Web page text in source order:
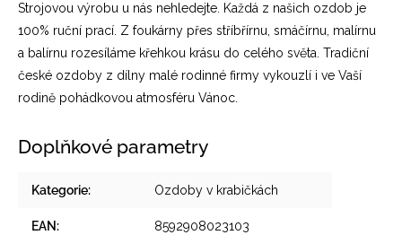
Strojovou výrobu u nás nehledejte. Každá z našich ozdob je
100% ruční prací. Z foukárny přes stříbřírnu, smáčírnu, malírnu
a balírnu rozesíláme křehkou krásu do celého světa. Tradiční
české ozdoby z dílny malé rodinné firmy vykouzlí i ve Vaší
rodině pohádkovou atmosféru Vánoc.
Doplňkové parametry
Kategorie: Ozdoby v krabičkách
EAN : 8592908023103